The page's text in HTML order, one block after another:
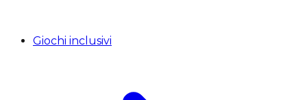
Giochi inclusivi